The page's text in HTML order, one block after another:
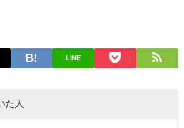
LINE
た人